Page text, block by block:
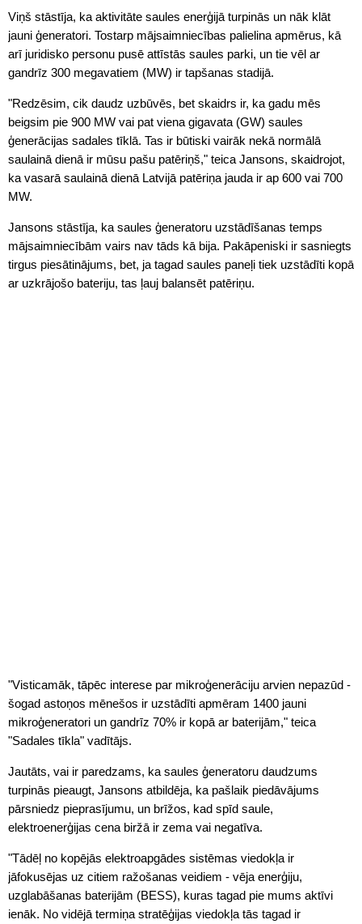
Viņš stāstīja, ka aktivitāte saules enerģijā turpinās un nāk klāt
jauni ģeneratori. Tostarp mājsaimniecības palielina apmērus, kā
arī juridisko personu pusē attīstās saules parki, un tie vēl ar
gandrīz 300 megavatiem (MW) ir tapšanas stadijā.
"Redzēsim, cik daudz uzbūvēs, bet skaidrs ir, ka gadu mēs
beigsim pie 900 MW vai pat viena gigavata (GW) saules
ģenerācijas sadales tīklā. Tas ir būtiski vairāk nekā normālā
saulainā dienā ir mūsu pašu patēriņš," teica Jansons, skaidrojot,
ka vasarā saulainā dienā Latvijā patēriņa jauda ir ap 600 vai 700
MW.
Jansons stāstīja, ka saules ģeneratoru uzstādīšanas temps
mājsaimniecībām vairs nav tāds kā bija. Pakāpeniski ir sasniegts
tirgus piesātinājums, bet, ja tagad saules paneļi tiek uzstādīti kopā
ar uzkrājošo bateriju, tas ļauj balansēt patēriņu.
"Visticamāk, tāpēc interese par mikroģenerāciju arvien nepazūd -
šogad astoņos mēnešos ir uzstādīti apmēram 1400 jauni
mikroģeneratori un gandrīz 70% ir kopā ar baterijām," teica
"Sadales tīkla" vadītājs.
Jautāts, vai ir paredzams, ka saules ģeneratoru daudzums
turpinās pieaugt, Jansons atbildēja, ka pašlaik piedāvājums
pārsniedz pieprasījumu, un brīžos, kad spīd saule,
elektroenerģijas cena biržā ir zema vai negatīva.
"Tādēļ no kopējās elektroapgādes sistēmas viedokļa ir
jāfokusējas uz citiem ražošanas veidiem - vēja enerģiju,
uzglabāšanas baterijām (BESS), kuras tagad pie mums aktīvi
ienāk. No vidējā termiņa stratēģijas viedokļa tās tagad ir